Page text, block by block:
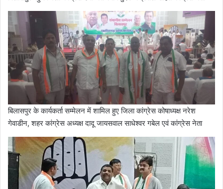
बिलासपुर के कार्यकर्ता सम्मेलन में शामिल हुए जिला कांग्रेस कोषाध्यक्ष नरेश
गेवाडीन, शहर कांग्रेस अध्यक्ष दादू जायसवाल साधेश्वर गबेल एवं कांग्रेस नेता